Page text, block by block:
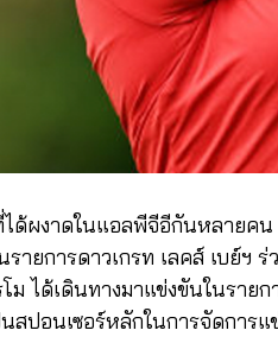
ด้ผงาดในแอลพีจีอีกันหลายค
ายการดาวเกรท เลคส์ เบย์ฯ ร่
ได้เดินทางมาแข่งขันในรายก
สปอนเซอร์หลักในการจัดการแ